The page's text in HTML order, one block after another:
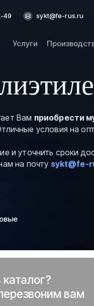
49 sykt@fe-rus.ru
Услуги
Вам приобрести
условия на
и уточнить сроки
на почту sykt@fe-
вам